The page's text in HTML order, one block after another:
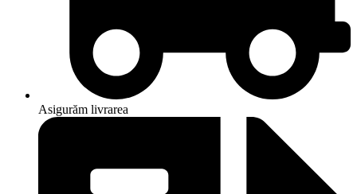
Asigurăm livrarea